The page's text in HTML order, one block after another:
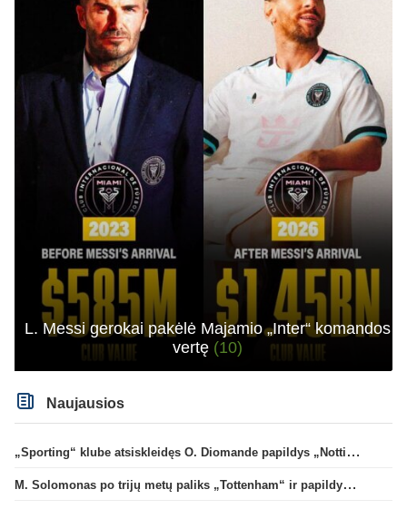
L. Messi gerokai pakėlė Majamio „Inter“ komandos
vertę (10)
Naujausios
„Sporting“ klube atsiskleidęs O. Diomande papildys „Nottingham“ gretas
M. Solomonas po trijų metų paliks „Tottenham“ ir papildys „West Ham“ klubą